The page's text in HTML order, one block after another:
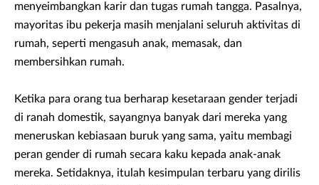
menyeimbangkan karir dan tugas rumah tangga. Pasalnya,
mayoritas ibu pekerja masih menjalani seluruh aktivitas di
rumah, seperti mengasuh anak, memasak, dan
membersihkan rumah.
Ketika para orang tua berharap kesetaraan gender terjadi
di ranah domestik, sayangnya banyak dari mereka yang
meneruskan kebiasaan buruk yang sama, yaitu membagi
peran gender di rumah secara kaku kepada anak-anak
mereka. Setidaknya, itulah kesimpulan terbaru yang dirilis